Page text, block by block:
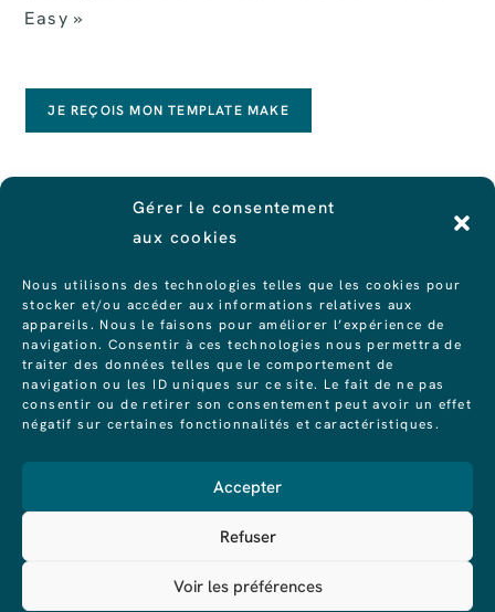
Gérer le consentement
aux cookies
Nous utilisons des technologies telles que les cookies pour
stocker et/ou accéder aux informations relatives aux
appareils. Nous le faisons pour améliorer l’expérience de
navigation. Consentir à ces technologies nous permettra de
traiter des données telles que le comportement de
navigation ou les ID uniques sur ce site. Le fait de ne pas
consentir ou de retirer son consentement peut avoir un effet
négatif sur certaines fonctionnalités et caractéristiques.
Accepter
Refuser
Voir les préférences
Easy »
JE REÇOIS MON TEMPLATE MAKE
Surveille ta boîte mail, tu vas bientôt recevoir
tes templates NOTION.
Pense à bien confirmer ton inscription pour
recevoir les templates.